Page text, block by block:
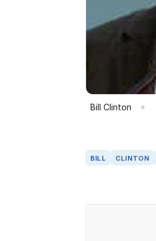
Bill Clinton
BILL CLINTON